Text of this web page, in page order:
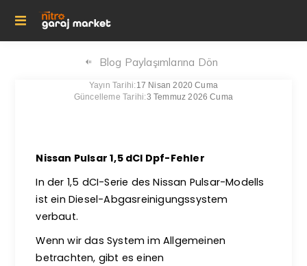
Blog Paylaşımlarına Dön
Yayın Tarihi:17 Nisan 2020 Cuma
Güncelleme Tarihi:3 Temmuz 2026 Cuma
Nissan Pulsar 1,5 dCI Dpf-Fehler
In der 1,5 dCI-Serie des Nissan Pulsar-Modells
ist ein Diesel-Abgasreinigungssystem
verbaut.
Wenn wir das System im Allgemeinen
betrachten, gibt es einen